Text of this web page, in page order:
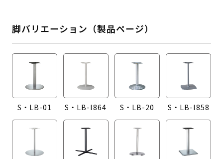
脚バリエーション（製品ページ）
S・LB-01 S・LB-I864 S・LB-20 S・LB-I858